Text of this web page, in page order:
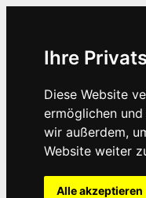
Ihre
Diese Website
ermöglichen und
wir außerdem,
Website weiter
Alle akzeptieren